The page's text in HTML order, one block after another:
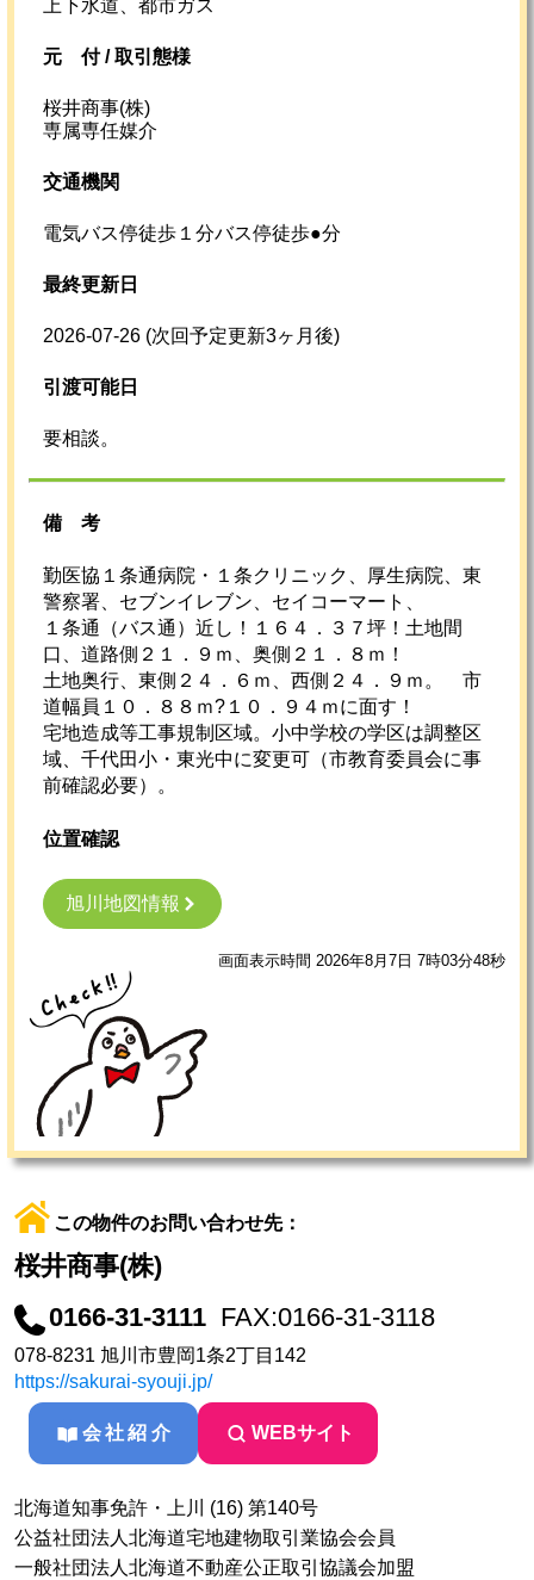
上下水道、都市ガス
元 付 /取引態様
桜井商事(株)
専属専任媒介
交通機関
電気バス停徒歩１分バス停徒歩●分
最終更新日
2026-07-26 (次回予定更新3ヶ月後)
引渡可能日
要相談。
備考
勤医協１条通病院・１条クリニック、厚生病院、東
警察署、セブンイレブン、セイコーマート、
１条通（バス通）近し！１６４．３７坪！土地間
口、道路側２１．９ｍ、奥側２１．８ｍ！
土地奥行、東側２４．６ｍ、西側２４．９ｍ。 市
道幅員１０．８８ｍ?１０．９４ｍに面す！
宅地造成等工事規制区域。小中学校の学区は調整区
域、千代田小・東光中に変更可（市教育委員会に事
前確認必要）。
位置確認
旭川地図情報
画面表示時間 2026年8月7日 7時03分48秒
この物件のお問い合わせ先：
桜井商事(株)
0166-31-3111 FAX:0166-31-3118
078-8231 旭川市豊岡1条2丁目142
https://sakurai-syouji.jp/
会社紹介 WEBサイト
北海道知事免許・上川 (16) 第140号
公益社団法人北海道宅地建物取引業協会会員
一般社団法人北海道不動産公正取引協議会加盟